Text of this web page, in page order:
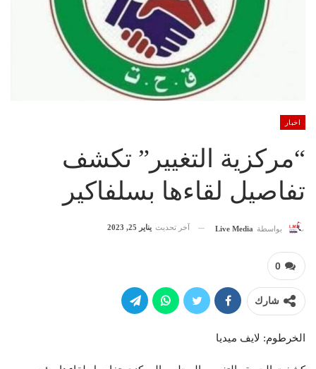
اخبار
“مركزية التغيير” تكشف
تفاصيل لقاءها بسلفاكير
بواسطة Live Media آخر تحديث يناير 25, 2023
0
شارك
الخرطوم: لايف ميديا